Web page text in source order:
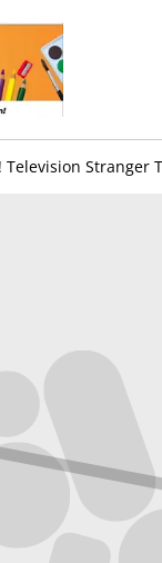
Television Stranger